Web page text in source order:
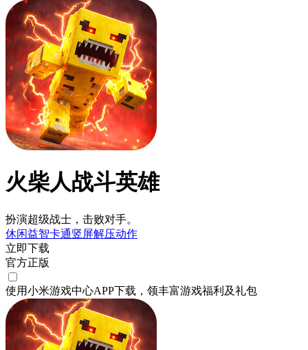
火柴人战斗英雄
扮演超级战士，击败对手。
休闲益智卡通竖屏解压动作
立即下载
官方正版
使用小米游戏中心APP下载 ，领丰富游戏福利 及礼包